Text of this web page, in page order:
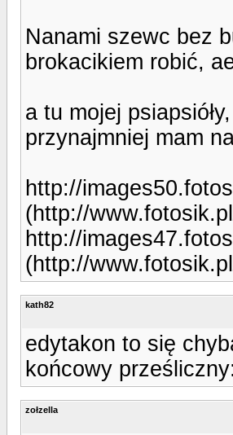
Nanami szewc bez
brokacikiem robić,
a tu mojej
przynajmniej mam
http://
(http://
http://
(http://
kath82
edytakon to się
końcowy
zołzella